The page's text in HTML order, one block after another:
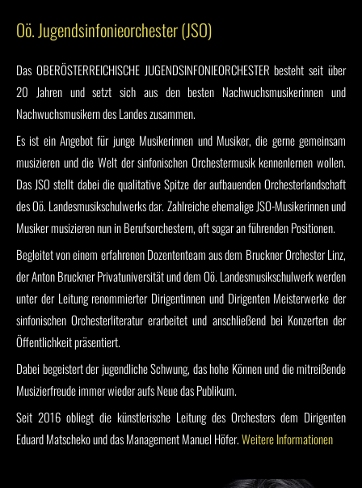
Oö. Jugendsinfonieorchester (JSO)
Das OBERÖSTERREICHISCHE JUGENDSINFONIEORCHESTER besteht seit über
20 Jahren und setzt sich aus den besten Nachwuchsmusikerinnen und
Nachwuchsmusikern des Landes zusammen.
Es ist ein Angebot für junge Musikerinnen und Musiker, die gerne gemeinsam
musizieren und die Welt der sinfonischen Orchestermusik kennenlernen wollen.
Das JSO stellt dabei die qualitative Spitze der aufbauenden Orchesterlandschaft
des Oö. Landesmusikschulwerks dar. Zahlreiche ehemalige JSO-Musikerinnen und
Musiker musizieren nun in Berufsorchestern, oft sogar an führenden Positionen.
Begleitet von einem erfahrenen Dozententeam aus dem Bruckner Orchester Linz,
der Anton Bruckner Privatuniversität und dem Oö. Landesmusikschulwerk werden
unter der Leitung renommierter Dirigentinnen und Dirigenten Meisterwerke der
sinfonischen Orchesterliteratur erarbeitet und anschließend bei Konzerten der
Öffentlichkeit präsentiert.
Dabei begeistert der jugendliche Schwung, das hohe Können und die mitreißende
Musizierfreude immer wieder aufs Neue das Publikum.
Seit 2016 obliegt die künstlerische Leitung des Orchesters dem Dirigenten
Eduard Matscheko und das Management Manuel Höfer.Weitere Informationen